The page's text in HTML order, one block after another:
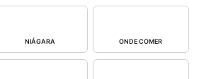
NIÁGARA ONDE COMER